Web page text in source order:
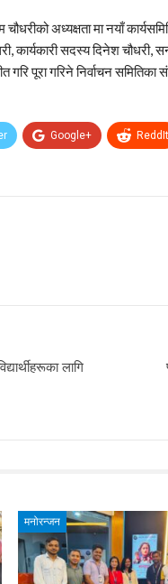
अध्यक्षता मा नयाँ
कार्यकारी सदस्य दिनेश
गरि पूरा गरिने निर्वाचन
Google+ ReddIt
लागि
मनोरन्जन